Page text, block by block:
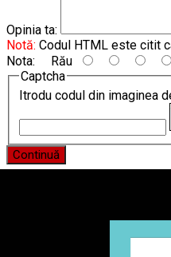
Opinia ta:
Notă: Codul HTML este citit
Nota: Rău
Captcha
Itrodu codul din imaginea
Continuă